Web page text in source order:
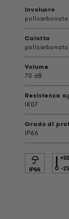
involucro
Calotta
Volume
70 dB
Resistenza
IK07
Grado di
IP66